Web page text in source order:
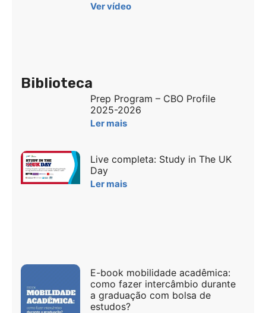
Ver vídeo
Biblioteca
Prep Program – CBO Profile
2025-2026
Ler mais
Live completa: Study in The UK
Day
Ler mais
E-book mobilidade acadêmica:
como fazer intercâmbio durante
a graduação com bolsa de
estudos?